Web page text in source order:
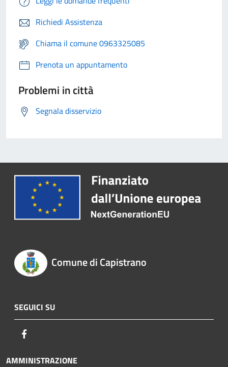
Richiedi Assistenza
Chiama il comune 0963325085
Prenota un appuntamento
Problemi in città
Segnala disservizio
Comune di Capistrano
SEGUICI SU
AMMINISTRAZIONE